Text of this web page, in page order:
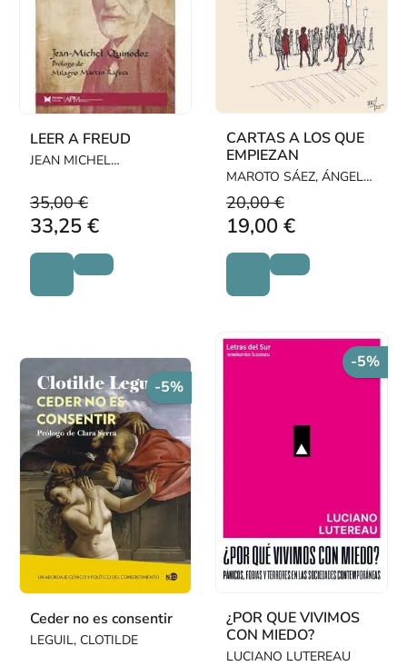
LEER A FREUD
JEAN MICHEL
35,00 €
33,25 €
CARTAS A LOS QUE
EMPIEZAN
MAROTO SÁEZ, ÁNGEL
LUÍS
20,00 €
19,00 €
-5%
Ceder no es consentir
LEGUIL, CLOTILDE
-5%
¿POR QUE VIVIMOS
CON MIEDO?
LUCIANO LUTEREAU